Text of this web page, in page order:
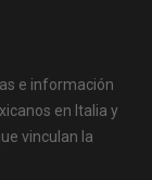
e información
en Italia y
vinculan la